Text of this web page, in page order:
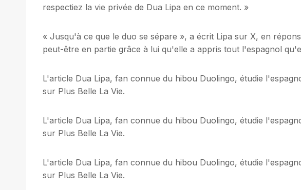
respectiez la vie privée de Dua Lipa en ce moment. »
« Jusqu'à ce que le duo se sépare », a écrit Lipa sur X, en
peut-être en partie grâce à lui qu'elle a appris tout l'espagnol
L'article Dua Lipa, fan connue du hibou Duolingo, étudie
sur Plus Belle La Vie.
L'article Dua Lipa, fan connue du hibou Duolingo, étudie
sur Plus Belle La Vie.
L'article Dua Lipa, fan connue du hibou Duolingo, étudie
sur Plus Belle La Vie.